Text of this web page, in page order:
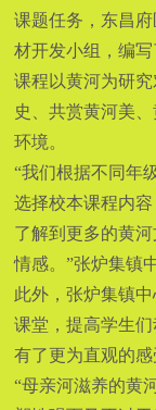
课题任务，东昌
材开发小组，编
课程以黄河为研
史、共赏黄河美
环境。
“我们根据不同年
选择校本课程内
了解到更多的黄
情感。”张炉集镇
此外，张炉集镇
课堂，提高学生
有了更为直观的感
“母亲河滋养的黄